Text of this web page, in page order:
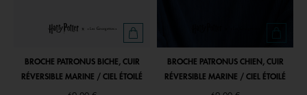
BROCHE PATRONUS BICHE, CUIR
RÉVERSIBLE MARINE / CIEL ÉTOILÉ
BROCHE PATRONUS CHIEN, CUIR
RÉVERSIBLE MARINE / CIEL ÉTOILÉ